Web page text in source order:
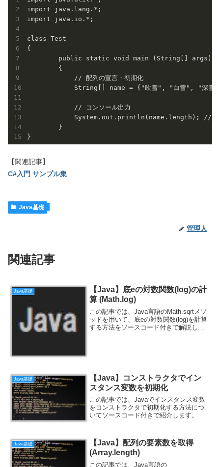
import java.lang.*;
import java.io.*;
class Test
{
        public static void main (String[] args)
        {
            // 配列の宣言・初期化
String[] name = {"吹雪", "白雪", "深雪
            // コンソール出力
            System.out.println(name.length); // 3
        }
【関連記事】
C#入門 サンプル集
Java基礎
管理人
関連記事
Java基礎
【Java】底eの対数関数(log)の計
算 (Math.log)
この記事では、Java言語のMath.sqrtメソ
ッドを用いて、底eの対数関数(log)を計算
する方法をソースコード付きで解説しま
Java基礎
【Java】コンストラクタでイン
スタンス変数を初期化
この記事では、Javaでインスタンス変数
をコンストラクタで初期化する方法につ
いてソースコード付きで紹介します。
Java基礎
【Java】配列の要素数を取得
(Array.length)
この記事では、Java言語の